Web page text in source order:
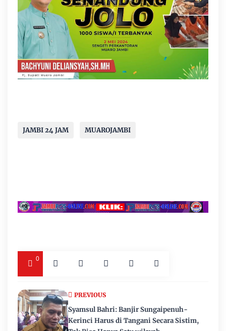
JAMBI 24 JAM MUAROJAMBI
0
PREVIOUS
Syamsul Bahri: Banjir Sungaipenuh-
Kerinci Harus di Tangani Secara Sistim,